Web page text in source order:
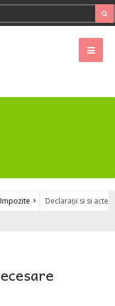
Declarații si si acte